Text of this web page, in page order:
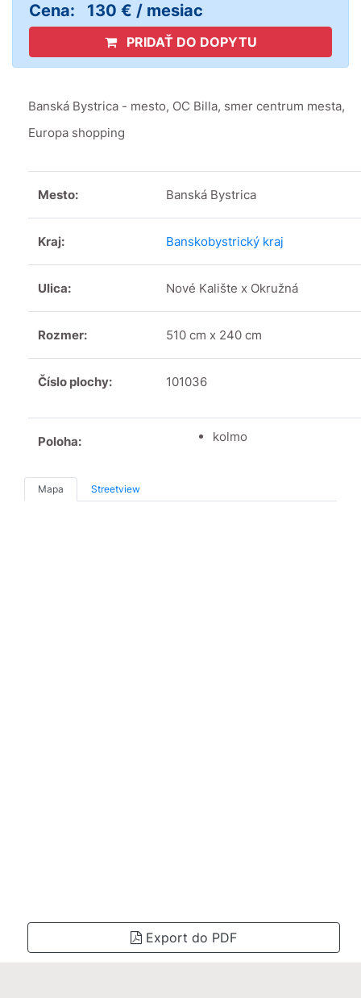
Cena: 130 € / mesiac
PRIDAŤ DO DOPYTU
Banská Bystrica - mesto, OC Billa, smer centrum mesta,
Europa shopping
Mesto: Banská Bystrica
Kraj: Banskobystrický kraj
Ulica: Nové Kalište x Okružná
Rozmer: 510 cm x 240 cm
Číslo plochy: 101036
Poloha: kolmo
Mapa Streetview
Export do PDF